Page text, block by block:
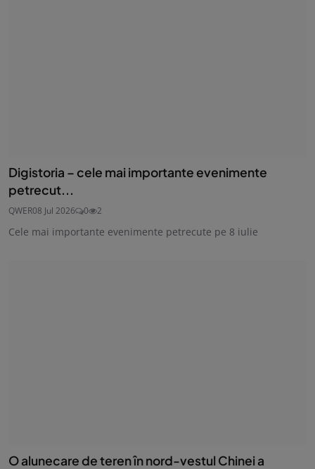
Digistoria – cele mai importante evenimente
petrecut...
QWER08 Jul 2026 0 2
Cele mai importante evenimente petrecute pe 8 iulie
O alunecare de teren în nord-vestul Chinei a